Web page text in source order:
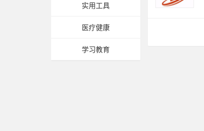
实用工具
医疗健康
学习教育